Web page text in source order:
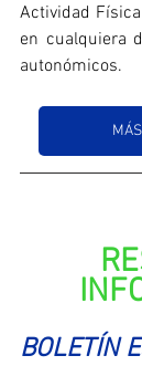
Actividad
en cualquiera
autonómicos.
BOLETÍN